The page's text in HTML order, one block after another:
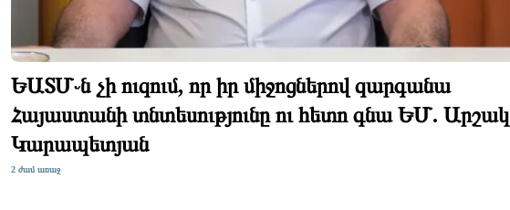
ԵԱՏՄ֊ն չի ուզում, որ իր միջոցներով զարգանա
Հայաստանի տնտեսությունը ու հետո գնա ԵՄ. Արշակ
Կարապետյան
2 ժամ առաջ